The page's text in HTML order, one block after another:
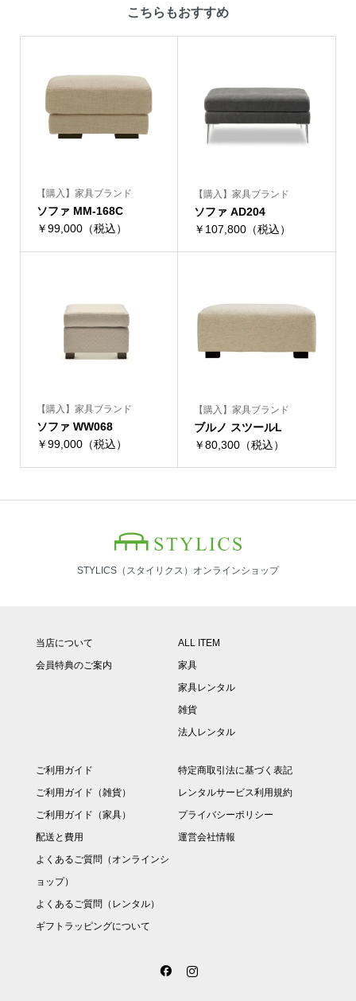
こちらもおすすめ
【購入】家具ブランド
ソファ MM-168C
￥99,000（税込）
【購入】家具ブランド
ソファ AD204
￥107,800（税込）
【購入】家具ブランド
ソファ WW068
￥99,000（税込）
【購入】家具ブランド
ブルノ スツールL
￥80,300（税込）
STYLICS（スタイリクス）オンラインショップ
当店について
会員特典のご案内
ALL ITEM
家具
家具レンタル
雑貨
法人レンタル
ご利用ガイド
ご利用ガイド（雑貨）
ご利用ガイド（家具）
配送と費用
よくあるご質問（オンラインシ
ョップ）
よくあるご質問（レンタル）
ギフトラッピングについて
特定商取引法に基づく表記
レンタルサービス利用規約
プライバシーポリシー
運営会社情報